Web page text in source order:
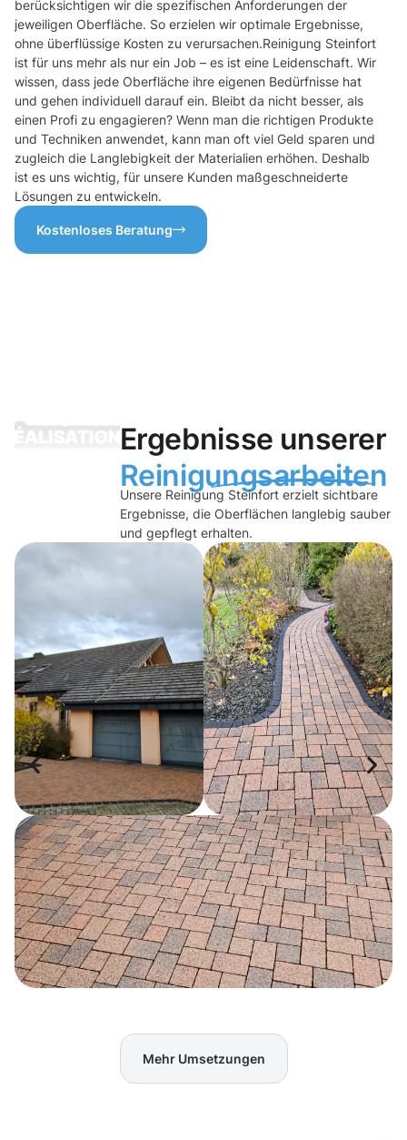
berücksichtigen wir die spezifischen Anforderungen der
jeweiligen Oberfläche. So erzielen wir optimale Ergebnisse,
ohne überflüssige Kosten zu verursachen.Reinigung Steinfort
ist für uns mehr als nur ein Job – es ist eine Leidenschaft. Wir
wissen, dass jede Oberfläche ihre eigenen Bedürfnisse hat
und gehen individuell darauf ein. Bleibt da nicht besser, als
einen Profi zu engagieren? Wenn man die richtigen Produkte
und Techniken anwendet, kann man oft viel Geld sparen und
zugleich die Langlebigkeit der Materialien erhöhen. Deshalb
ist es uns wichtig, für unsere Kunden maßgeschneiderte
Lösungen zu entwickeln.
Kostenloses Beratung
Ergebnisse unserer
Reinigungsarbeiten
Unsere Reinigung Steinfort erzielt sichtbare
Ergebnisse, die Oberflächen langlebig sauber
und gepflegt erhalten.
Mehr Umsetzungen